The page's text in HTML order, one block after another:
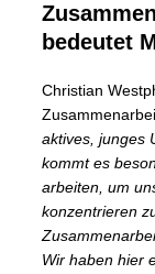
bedeutet
Christian
aktives, junges
kommt es
arbeiten, um
konzentrieren
Wir haben hier